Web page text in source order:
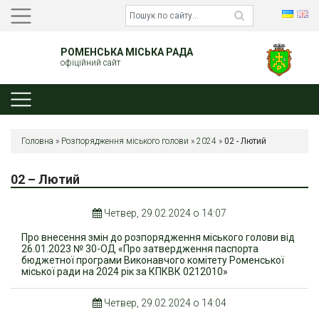
РОМЕНСЬКА МІСЬКА РАДА
офіційний сайт
Головна » Розпорядження міського голови » 2024 » 02 - Лютий
02 – Лютий
Четвер, 29.02.2024 о 14:07
Про внесення змін до розпорядження міського голови від
26.01.2023 № 30-ОД «Про затвердження паспорта
бюджетної програми Виконавчого комітету Роменської
міської ради на 2024 рік за КПКВК 0212010»
Четвер, 29.02.2024 о 14:04